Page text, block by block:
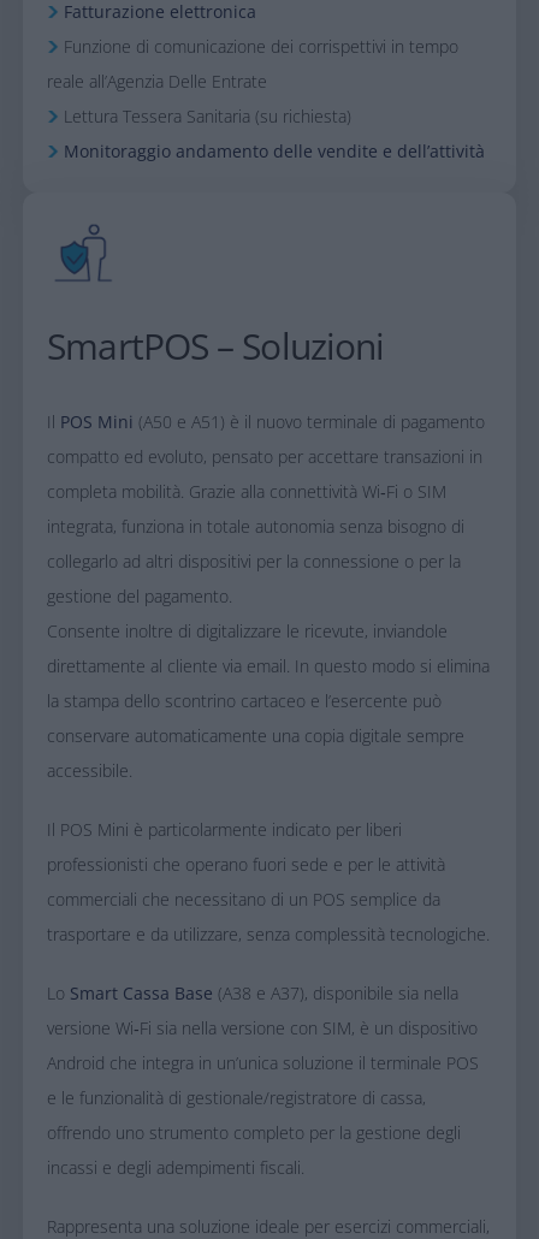
Fatturazione elettronica
Funzione di comunicazione dei corrispettivi in tempo
reale all’Agenzia Delle Entrate​
Lettura Tessera Sanitaria (su richiesta)​
Monitoraggio andamento delle vendite e dell’attività​
SmartPOS – Soluzioni
Il POS Mini (A50 e A51) è il nuovo terminale di pagamento
compatto ed evoluto, pensato per accettare transazioni in
completa mobilità. Grazie alla connettività Wi‑Fi o SIM
integrata, funziona in totale autonomia senza bisogno di
collegarlo ad altri dispositivi per la connessione o per la
gestione del pagamento.
Consente inoltre di digitalizzare le ricevute, inviandole
direttamente al cliente via email. In questo modo si elimina
la stampa dello scontrino cartaceo e l’esercente può
conservare automaticamente una copia digitale sempre
accessibile.
Il POS Mini è particolarmente indicato per liberi
professionisti che operano fuori sede e per le attività
commerciali che necessitano di un POS semplice da
trasportare e da utilizzare, senza complessità tecnologiche.
Lo Smart Cassa Base (A38 e A37), disponibile sia nella
versione Wi‑Fi sia nella versione con SIM, è un dispositivo
Android che integra in un’unica soluzione il terminale POS
e le funzionalità di gestionale/registratore di cassa,
offrendo uno strumento completo per la gestione degli
incassi e degli adempimenti fiscali.
Rappresenta una soluzione ideale per esercizi commerciali,